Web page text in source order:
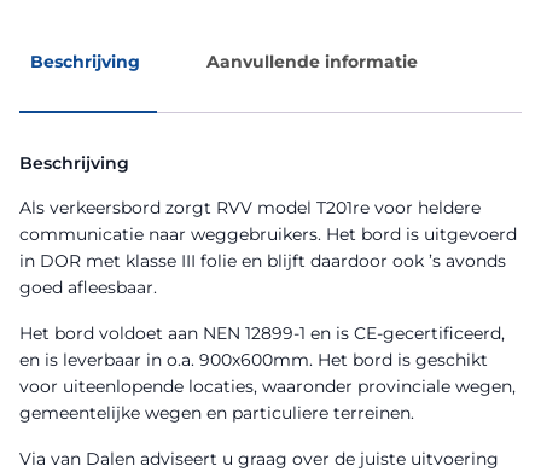
Beschrijving Aanvullende informatie
Beschrijving
Als verkeersbord zorgt RVV model T201re voor heldere
communicatie naar weggebruikers. Het bord is uitgevoerd
in DOR met klasse III folie en blijft daardoor ook ’s avonds
goed afleesbaar.
Het bord voldoet aan NEN 12899-1 en is CE-gecertificeerd,
en is leverbaar in o.a. 900x600mm. Het bord is geschikt
voor uiteenlopende locaties, waaronder provinciale wegen,
gemeentelijke wegen en particuliere terreinen.
Via van Dalen adviseert u graag over de juiste uitvoering